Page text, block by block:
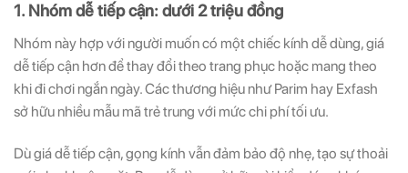
1. Nhóm dễ tiếp cận: dưới 2 triệu đồng
Nhóm này hợp với người muốn có một chiếc kính dễ dùng, giá
dễ tiếp cận hơn để thay đổi theo trang phục hoặc mang theo
khi đi chơi ngắn ngày. Các thương hiệu như Parim hay Exfash
sở hữu nhiều mẫu mã trẻ trung với mức chi phí tối ưu.
Dù giá dễ tiếp cận, gọng kính vẫn đảm bảo độ nhẹ, tạo sự thoải